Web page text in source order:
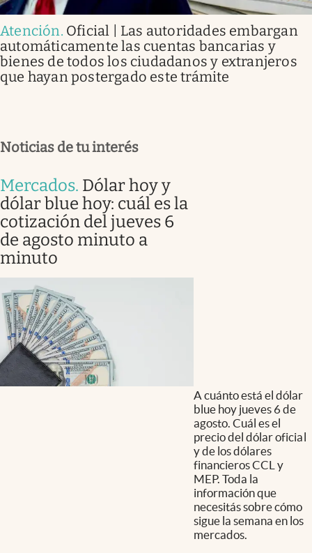
Atención. Oficial | Las autoridades embargan
automáticamente las cuentas bancarias y
bienes de todos los ciudadanos y extranjeros
que hayan postergado este trámite
Noticias de tu interés
Mercados. Dólar hoy y
dólar blue hoy: cuál es la
cotización del jueves 6
de agosto minuto a
minuto
A cuánto está el dólar
blue hoy jueves 6 de
agosto. Cuál es el
precio del dólar oficial
y de los dólares
financieros CCL y
MEP. Toda la
información que
necesitás sobre cómo
sigue la semana en los
mercados.